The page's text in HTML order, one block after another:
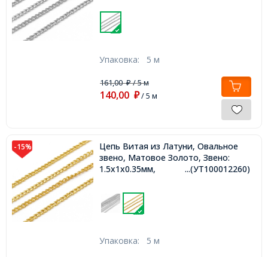
Упаковка: 5 м
161,00₽/ 5 м
140,00 ₽/ 5 м
-15%
Цепь Витая из Латуни, Овальное
звено, Матовое Золото, Звено:
1.5х1х0.35мм,
...(УТ100012260)
Упаковка: 5 м